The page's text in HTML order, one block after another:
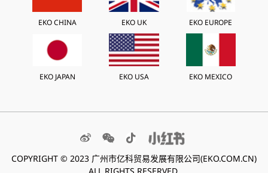
EKO CHINA EKO UK EKO EUROPE
EKO JAPAN EKO USA EKO MEXICO
COPYRIGHT © 2023 广州市亿科贸易发展有限公司(EKO.COM.CN)
ALL RIGHTS RESERVED.